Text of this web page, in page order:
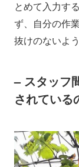
とめて入力す
ず、自分の作
抜けのないよ
– スタッフ
されている